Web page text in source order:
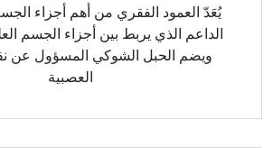
يُعَدّ العمود الفقري من أهم أجزاء
الداعم الذي يربط بين أجزاء الجسم
ويضم الحبل الشوكي المسؤول عن
العصبية